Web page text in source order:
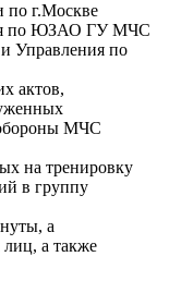
по г.Москве
по ЮЗАО ГУ МЧС
Управления по
актов,
МЧС
на тренировку
в группу
а
а также